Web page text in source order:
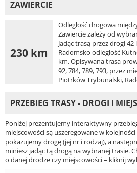
ZAWIERCIE
230 km
Odległość drogowa
Zawiercie zależy od
Jadąc trasą przez drogi
Radomsko odległość
km. Opisywana trasa
92, 784, 789, 793, przez
Piotrków Trybunalski,
PRZEBIEG TRASY - DROGI I
Poniżej prezentujemy interaktywny
miejscowości są uszeregowane w
pokazujemy drogę (jej nr i rodzaj), a
miniesz jadąc tą drogą na wybranej trasie.
o danej drodze czy miejscowości – kliknij